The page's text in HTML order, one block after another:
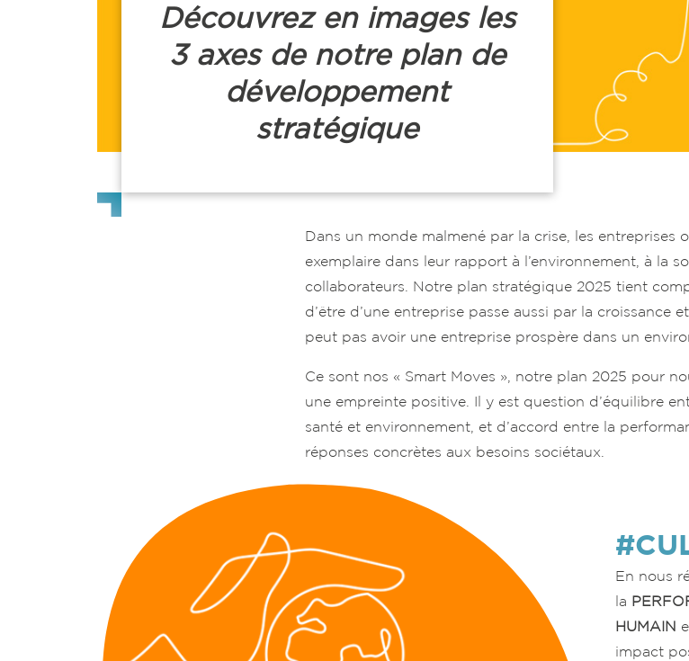
Découvrez en images les
3 axes de notre plan de
développement
stratégique
Dans un monde malmené par la crise, les entreprises
exemplaire dans leur rapport à l’environnement, à la
collaborateurs. Notre plan stratégique 2025 tient
d’être d’une entreprise passe aussi par la croissance
peut pas avoir une entreprise prospère dans un
Ce sont nos « Smart Moves », notre plan 2025 pour
une empreinte positive. Il y est question d’équilibre
santé et environnement, et d’accord entre la
réponses concrètes aux besoins sociétaux.
En nous
la
HUMAIN
impact